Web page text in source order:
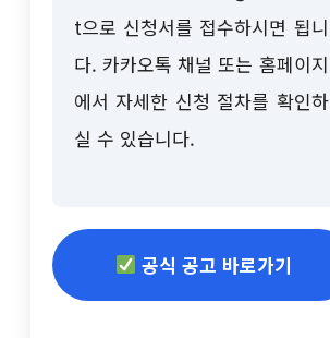
t으로 신청서를 접수하시면 됩니
다. 카카오톡 채널 또는 홈페이지
에서 자세한 신청 절차를 확인하
실 수 있습니다.
공식 공고 바로가기